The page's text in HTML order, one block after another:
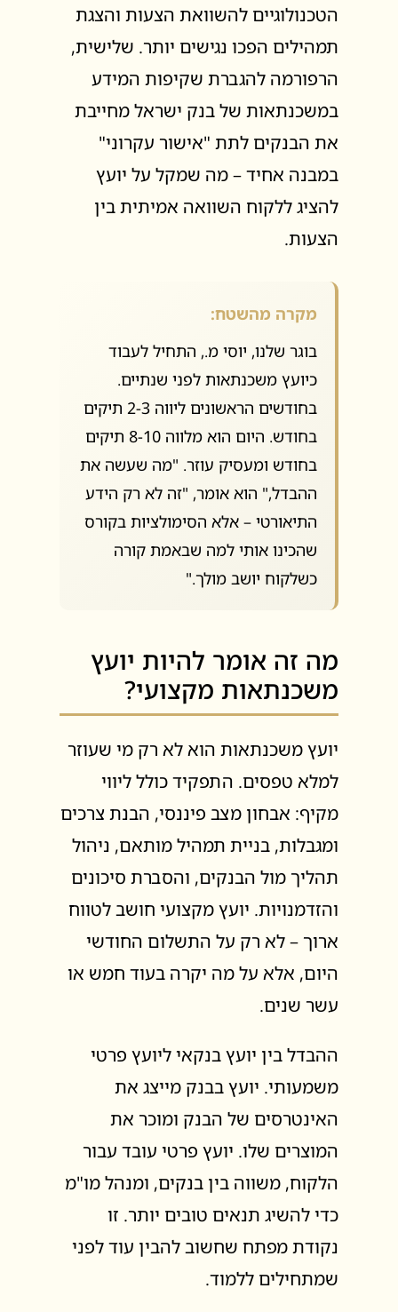
הטכנולוגיים להשוואת הצעות והצגת
תמהילים הפכו נגישים יותר. שלישית,
הרפורמה להגברת שקיפות המידע
במשכנתאות של בנק ישראל מחייבת
את הבנקים לתת "אישור עקרוני"
במבנה אחיד – מה שמקל על יועץ
להציג ללקוח השוואה אמיתית בין
הצעות.
מקרה מהשטח:
בוגר שלנו, יוסי מ., התחיל לעבוד
כיועץ משכנתאות לפני שנתיים.
בחודשים הראשונים ליווה 2-3 תיקים
בחודש. היום הוא מלווה 8-10 תיקים
בחודש ומעסיק עוזר. "מה שעשה את
ההבדל," הוא אומר, "זה לא רק הידע
התיאורטי – אלא הסימולציות בקורס
שהכינו אותי למה שבאמת קורה
כשלקוח יושב מולך."
מה זה אומר להיות יועץ
משכנתאות מקצועי?
יועץ משכנתאות הוא לא רק מי שעוזר
למלא טפסים. התפקיד כולל ליווי
מקיף: אבחון מצב פיננסי, הבנת צרכים
ומגבלות, בניית תמהיל מותאם, ניהול
תהליך מול הבנקים, והסברת סיכונים
והזדמנויות. יועץ מקצועי חושב לטווח
ארוך – לא רק על התשלום החודשי
היום, אלא על מה יקרה בעוד חמש או
עשר שנים.
ההבדל בין יועץ בנקאי ליועץ פרטי
משמעותי. יועץ בבנק מייצג את
האינטרסים של הבנק ומוכר את
המוצרים שלו. יועץ פרטי עובד עבור
הלקוח, משווה בין בנקים, ומנהל מו"מ
כדי להשיג תנאים טובים יותר. זו
נקודת מפתח שחשוב להבין עוד לפני
שמתחילים ללמוד.